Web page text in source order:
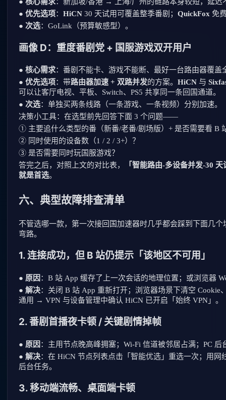
● 优先选项： HiCN 30 天试用可覆盖整季番剧； QuickFox 免
● 次选：GoLink（预算敏感型）。
画像 D：重度番剧党 + 国服游戏双开用户
● 核心需求：番剧不能卡、游戏不能断、最好一台路由器覆盖
● 优先选项：带路由器加速 + 双路并发的方案。 HiCN 与
可以让客厅电视、平板、Switch、PS5 共享同一条回国通道。
● 次选：单独买两条线路（一条游戏、一条视频）分别加速。
决策小工具：在选型前先回答下面 3 个问题——
① 主要追什么类型的番（新番/老番/剧场版）+ 是否需要看 B
② 同时使用的设备数（1 / 2 / 3+）？
③ 是否需要同时玩国服游戏？
答完之后，对照上文的对比表，
「智能路由-多设备并发-30
就是首选。
六、典型故障排查清单
不管选哪一款，第一次接回国加速器时几乎都会踩到下面几
弯路。
1. 连接成功，但 B 站仍提示「该地区不可用」
● 原因 ：B 站 App 缓存了上一次会话的地理位置；或浏览器
● 解决：关闭 B 站 App 重新打开；浏览器场景下清空
通用 → VPN 与设备管理中确认 HiCN 已开启「始终 VPN」。
2. 番剧首播夜卡顿 / 关键剧情掉帧
● 原因 ：主用节点晚高峰拥塞；Wi-Fi 信道被邻居占满；PC 后
● 解决：在 HiCN 节点列表点击「智能优选」重选一次；用网
后台任务。
3. 移动端流畅、桌面端卡顿